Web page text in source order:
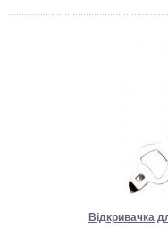
Відкривачка